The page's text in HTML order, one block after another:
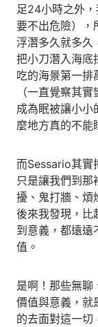
足24小時之外
要不出危險），
浮潛多久就多久
把小刀潛入海底
吃的海景第一排
（一直覺察其
成為眠被讓小小
麼地方真的不能
而Sessario其實
只是讓我們到那
擾、鬼打牆、煩
後來我發現，比
到意義，都遠遠
值。
是啊！那些無聊
價值與意義，就
的去面對這一切